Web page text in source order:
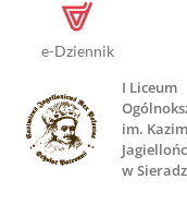
e-Dziennik
I Liceum
im.
w